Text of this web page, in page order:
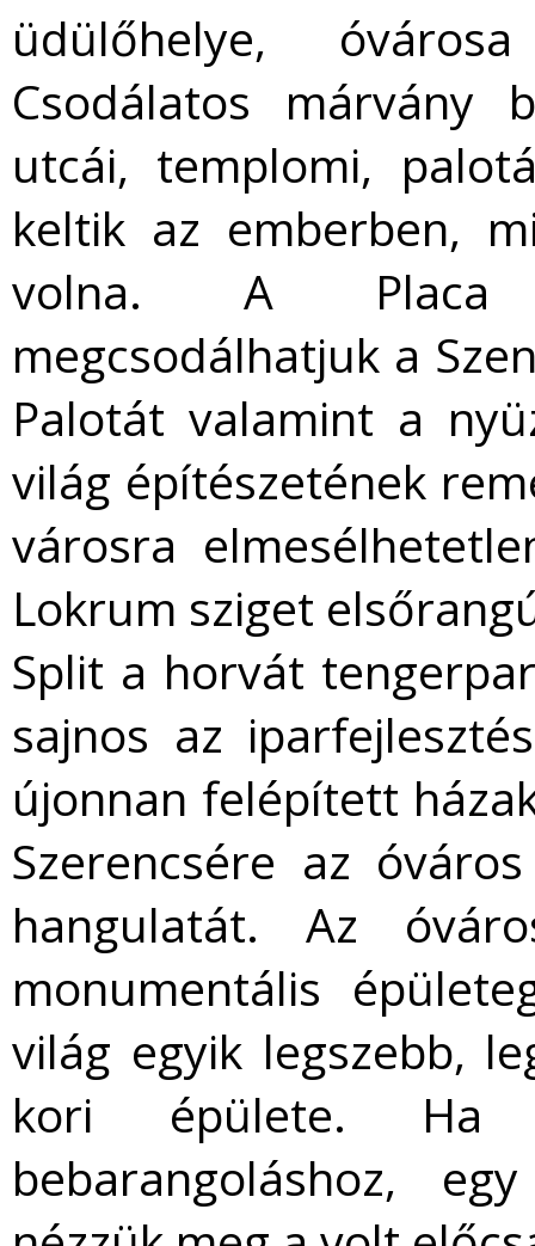
üdülőhelye,
Csodálatos márvány
utcái, templomi,
keltik az emberben,
volna. A Placa
megcsodálhatjuk a
Palotát valamint a
világ építészetének
városra
Lokrum sziget
Split a horvát
sajnos az
újonnan felépített
Szerencsére az
hangulatát. Az
monumentális
világ egyik legszebb,
kori épülete.
bebarangoláshoz,